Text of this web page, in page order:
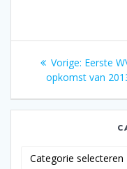
Bericht
navigatie
Vorige: Vorig
bericht:
Eerste
opkomst van